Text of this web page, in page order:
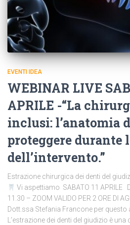
EVENTI IDEA
WEBINAR LIVE
APRILE -“La
inclusi: l’anatomia
proteggere durante
dell’intervento.”
Estrazione chirurgica dei denti del
Vi aspettiamo SABATO 11 APRILE
11.30 – ZOOM VALIDO PER 2 ORE DI
Dott.ssa Stefania Francone per
L’estrazione dei denti del giudizio è una